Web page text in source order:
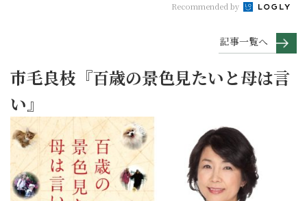
Recommended by
記事一覧へ
市毛良枝『百歳の景色見たいと母は言
い』